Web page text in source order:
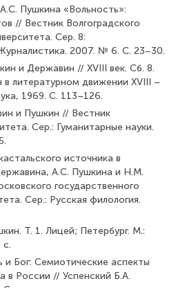
Пушкина «Вольность»:
// Вестник Волгоградского
Сер. 8:
2007. № 6. С. 23–30.
и Державин // XVIII век. Сб. 8.
литературном движении XVIII –
1969. С. 113–126.
и Пушкин // Вестник
Сер.: Гуманитарные науки.
источника в
А.С. Пушкина и Н.М.
государственного
Сер.: Русская филология.
Т. 1. Лицей; Петербург. М.:
с.
и Бог: Семиотические аспекты
в России // Успенский Б.А.